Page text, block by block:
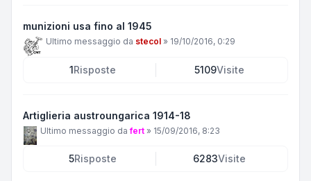
munizioni usa fino al 1945
Ultimo messaggio da stecol » 19/10/2016, 0:29
1Risposte 5109Visite
Artiglieria austroungarica 1914-18
Ultimo messaggio dafert » 15/09/2016, 8:23
5Risposte 6283Visite